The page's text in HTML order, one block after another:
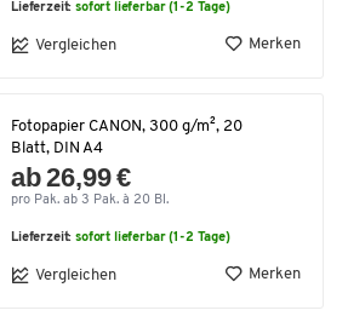
Lieferzeit:sofort lieferbar (1-2 Tage)
Vergleichen Merken
Fotopapier CANON, 300 g/m², 20
Blatt, DIN A4
ab 26,99 €
pro Pak. ab 3 Pak. à 20 Bl.
Lieferzeit:sofort lieferbar (1-2 Tage)
Vergleichen Merken